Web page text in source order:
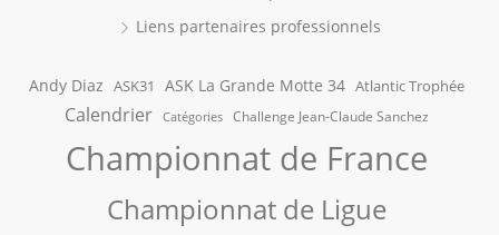
Liens partenaires professionnels
Andy Diaz ASK31 ASK La Grande Motte 34 Atlantic Trophée
Calendrier Catégories Challenge Jean-Claude Sanchez
Championnat de France
Championnat de Ligue